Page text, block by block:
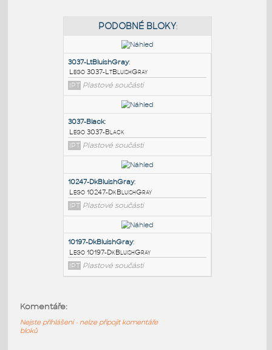
3037-LtBluishGray:
Lego 3037-LtBluishGray
IPT Plastové součásti
3037-Black:
Lego 3037-Black
IPT
Plastové součásti
Komentáře:
Nejste přihlášeni - nelze připojit komentáře
bloků